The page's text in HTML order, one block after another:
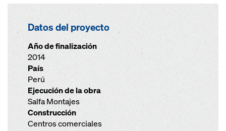
Datos del proyecto
Año de finalización
2014
País
Perú
Ejecución de la obra
Salfa Montajes
Construcción
Centros comerciales